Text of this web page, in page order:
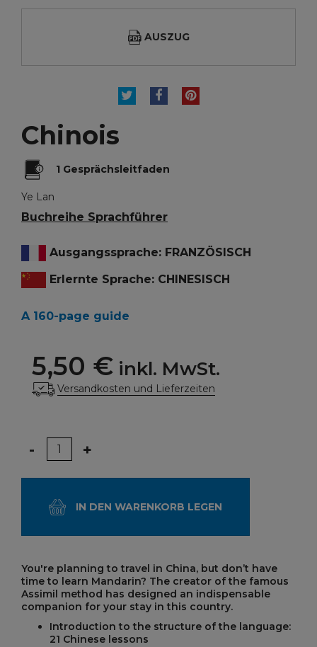
AUSZUG
TWEETTEILENPINTEREST
Chinois
1 Gesprächsleitfaden
Ye Lan
Buchreihe Sprachführer
Ausgangssprache: FRANZÖSISCH
Erlernte Sprache: CHINESISCH
A 160-page guide
5,50 € inkl. MwSt.
Versandkosten und Lieferzeiten
Menge
- +
IN DEN WARENKORB LEGEN
You're planning to travel in China, but don’t have
time to learn Mandarin? The creator of the famous
Assimil method has designed an indispensable
companion for your stay in this country.
Introduction to the structure of the language:
21 Chinese lessons